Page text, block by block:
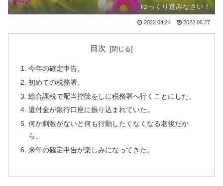
ゆっくり進みなさい！
2022.04.24 2022.06.27
目次
今年の確定申告。
初めての税務署。
総合課税で配当控除をしに税務署へ行くことにした。
還付金が銀行口座に振り込まれていた。
何か刺激がないと何も行動したくなくなる老後だか
ら。
来年の確定申告が楽しみになってきた。